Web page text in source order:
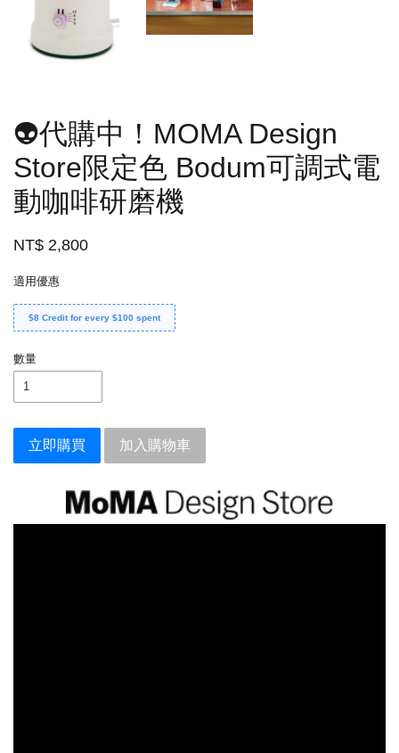
👽代購中！MOMA Design
Store限定色 Bodum可調式電
動咖啡研磨機
NT$ 2,800
適用優惠
$8 Credit for every $100 spent
數量
立即購買 加入購物車